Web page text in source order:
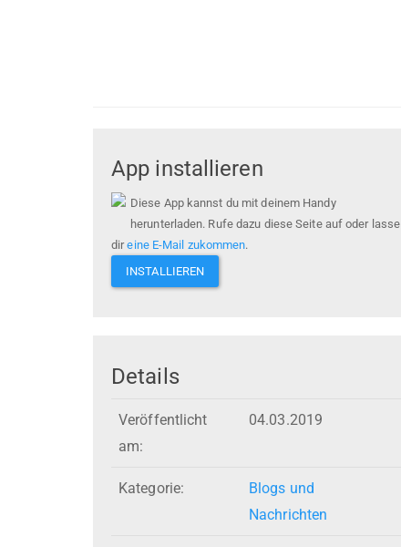
App installieren
Diese App kannst du mit deinem Handy
herunterladen. Rufe dazu diese Seite auf oder lasse
direine E-Mail zukommen.
INSTALLIEREN
Details
Veröffentlicht
am:
04.03.2019
Kategorie:
Blogs und
Nachrichten